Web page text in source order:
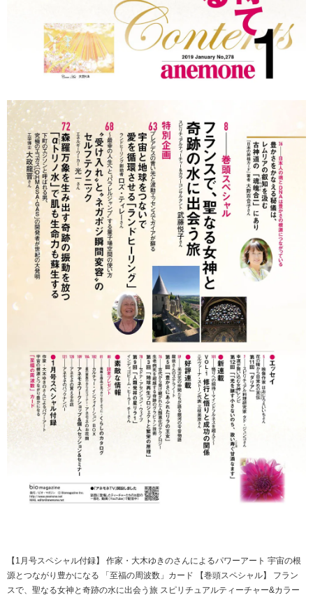
【1月号スペシャル付録】 作家・大木ゆきのさんによるパワーアート 宇宙の根
源とつながり豊かになる 「至福の周波数」カード 【巻頭スペシャル】 フラン
スで、聖なる女神と奇跡の水に出会う旅 スピリチュアルティーチャー&カラー